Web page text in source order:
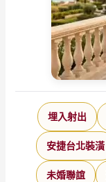
埋入射出
安捷台北裝潢
未婚聯誼